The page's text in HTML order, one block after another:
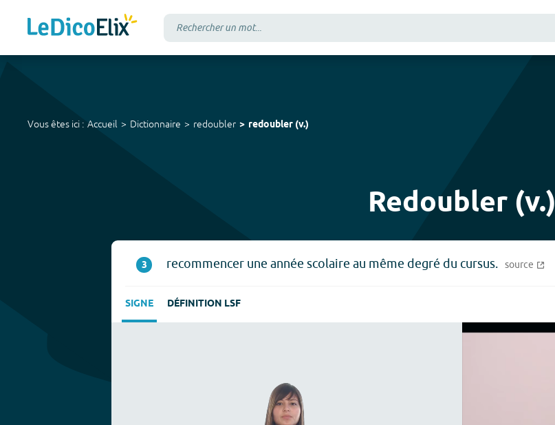
Vous êtes ici : Accueil Dictionnaire redoubler redoubler (v.)
Redoubler (v.)
3 recommencer une année scolaire au même degré du cursus. source
SIGNE DÉFINITION LSF